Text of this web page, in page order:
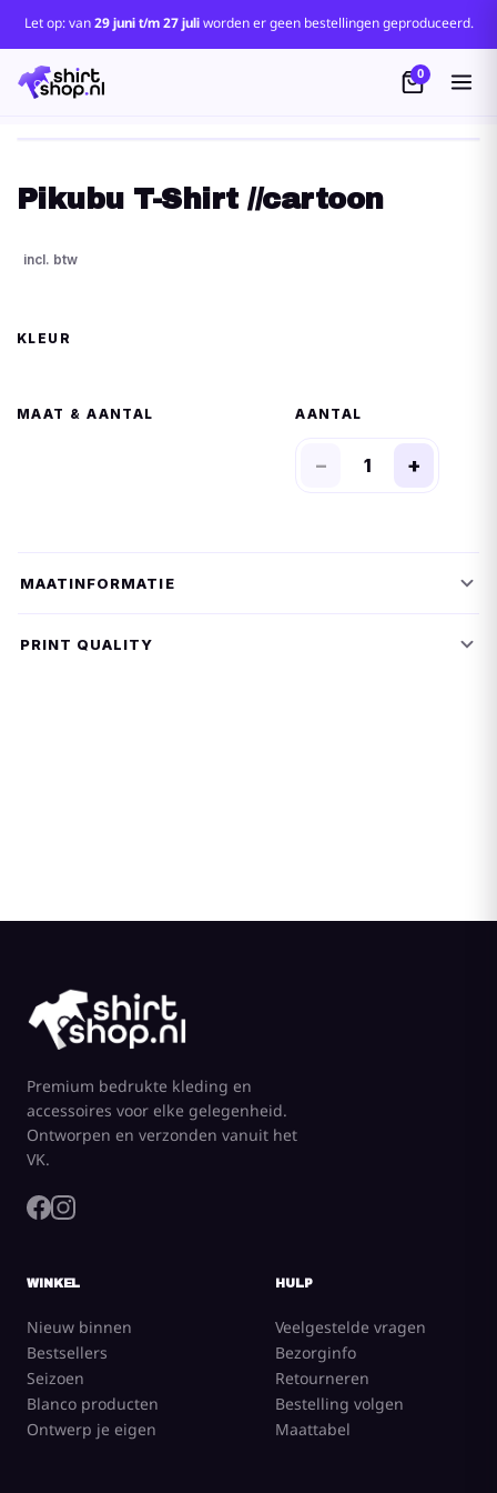
Let op: van29 juni t/m 27 juliworden er geen bestellingen geproduceerd.
0
Pikubu T-Shirt //cartoon
MAAT
− +
MAATINFORMATIE
PRINT QUALITY
Premium bedrukte kleding en
accessoires voor elke gelegenheid.
Ontworpen en verzonden vanuit het
VK.
WINKEL
Nieuw binnen
Bestsellers
Seizoen
Blanco producten
Ontwerp je eigen
HULP
Veelgestelde vragen
Bezorginfo
Retourneren
Bestelling volgen
Maattabel